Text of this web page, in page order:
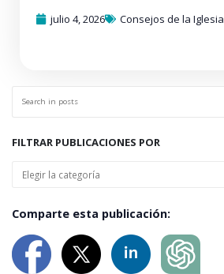
julio 4, 2026
Consejos de la Iglesia
FILTRAR PUBLICACIONES POR
Comparte esta publicación: